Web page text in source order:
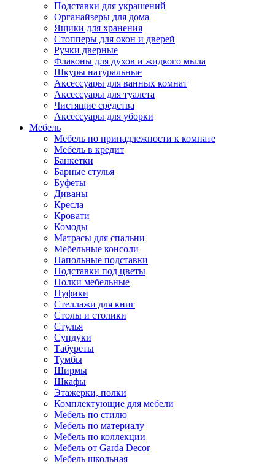
Подставки для украшений
Органайзеры для дома
Ящики для хранения
Стопперы для окон и дверей
Ручки дверные
Флаконы для духов и жидкого мыла
Шкуры натуральные
Аксессуары для ванных комнат
Аксессуары для туалета
Чистящие средства
Аксессуары для уборки
Мебель
Мебель по принадлежности к комнате
Мебель в кредит
Банкетки
Барные стулья
Буфеты
Диваны
Кресла
Кровати
Комоды
Матрасы для спальни
Мебельные консоли
Напольные подставки
Подставки под цветы
Полки мебельные
Пуфики
Стеллажи для книг
Столы и столики
Стулья
Сундуки
Табуреты
Тумбы
Ширмы
Шкафы
Этажерки, полки
Комплектующие для мебели
Мебель по стилю
Мебель по материалу
Мебель по коллекции
Мебель от Garda Decor
Мебель школьная